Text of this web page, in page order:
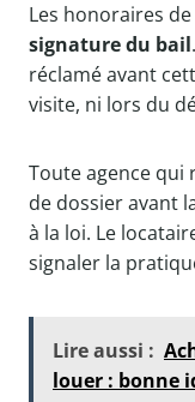
Les honoraires
signature du bail
réclamé avant
visite, ni lors du
Toute agence qui
de dossier avant
à la loi. Le
signaler la
Lire aussi :
louer : bonne